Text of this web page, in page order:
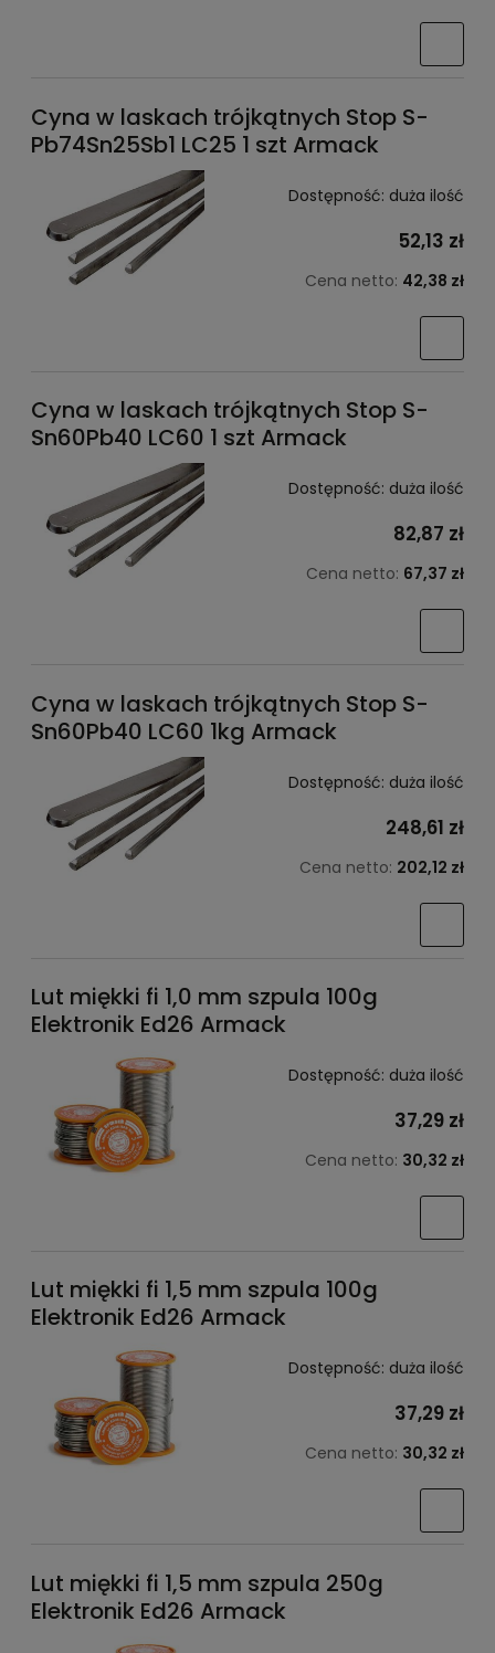
Cyna w laskach trójkątnych Stop S-
Pb74Sn25Sb1 LC25 1 szt Armack
Dostępność: duża ilość
52,13 zł
Cena netto: 42,38 zł
Cyna w laskach trójkątnych Stop S-
Sn60Pb40 LC60 1 szt Armack
Dostępność: duża ilość
82,87 zł
Cena netto: 67,37 zł
Cyna w laskach trójkątnych Stop S-
Sn60Pb40 LC60 1kg Armack
Dostępność: duża ilość
248,61 zł
Cena netto: 202,12 zł
Lut miękki fi 1,0 mm szpula 100g
Elektronik Ed26 Armack
Dostępność: duża ilość
37,29 zł
Cena netto: 30,32 zł
Lut miękki fi 1,5 mm szpula 100g
Elektronik Ed26 Armack
Dostępność: duża ilość
37,29 zł
Cena netto: 30,32 zł
Lut miękki fi 1,5 mm szpula 250g
Elektronik Ed26 Armack